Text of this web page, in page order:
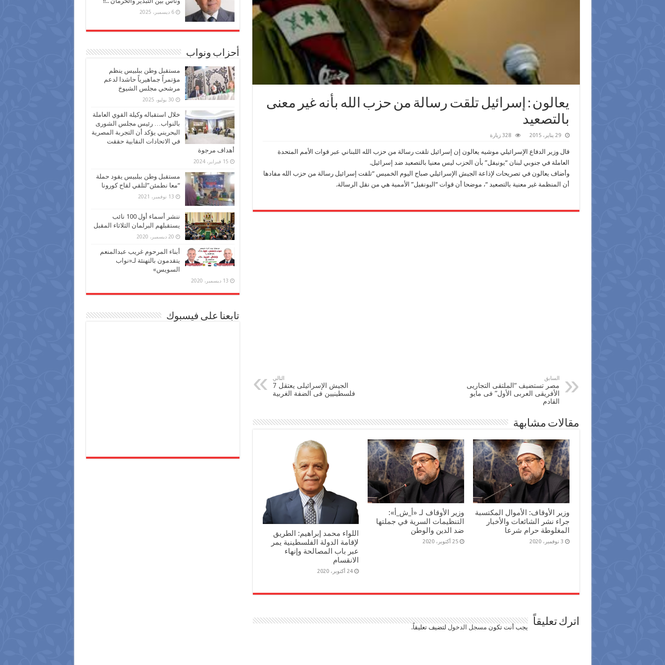
يعالون : إسرائيل تلقت رسالة من حزب الله بأنه غير معنى
بالتصعيد
29 يناير، 2015 328 زيارة
قال وزير الدفاع الإسرائيلي موشيه يعالون إن إسرائيل تلقت رسالة من حزب الله اللبناني عبر قوات الأمم المتحدة
العاملة في جنوبي لبنان “يونيفل” بأن الحزب ليس معنيا بالتصعيد ضد إسرائيل.
وأضاف يعالون في تصريحات لإذاعة الجيش الإسرائيلي صباح اليوم الخميس “تلقت إسرائيل رسالة من حزب الله مفادها
أن المنظمة غير معنية بالتصعيد “، موضحا أن قوات “اليونفيل” الأممية هي من نقل الرسالة.
السابق
مصر تستضيف “الملتقى التجاريى
الأفريقى العربى الأول” فى مايو
القادم
التالي
الجيش الإسرائيلى يعتقل 7
فلسطينيين فى الضفة الغربية
مقالات مشابهة
وزير الأوقاف: الأموال المكتسبة
جراء نشر الشائعات والأخبار
المغلوطة حرام شرعا
3 نوفمبر، 2020
وزير الأوقاف لـ «أ_ش_أ»:
التنظيمات السرية في جملتها
ضد الدين والوطن
25 أكتوبر، 2020
اللواء محمد إبراهيم: الطريق
لإقامة الدولة الفلسطينية يمر
عبر باب المصالحة وإنهاء
الانقسام
24 أكتوبر، 2020
اترك تعليقاً يجب أنت تكون مسجل الدخول لتضيف تعليقاً.
6 ديسمبر، 2025
أحزاب ونواب
مستقبل وطن ببلبيس ينظم
مؤتمراً جماهيرياً حاشدا لدعم
مرشحي مجلس الشيوخ
30 يوليو، 2025
خلال استقباله وكيلة القوي العاملة
بالنواب… رئيس مجلس الشورى
البحريني يؤكد أن التجربة المصرية
في الاتحادات النقابية حققت
أهداف مرجوة
15 فبراير، 2024
مستقبل وطن ببلبيس يقود حملة
“معا نطمئن”لتلقي لقاح كورونا
13 نوفمبر، 2021
ننشر أسماء أول 100 نائب
يستقبلهم البرلمان الثلاثاء المقبل
20 ديسمبر، 2020
أبناء المرحوم غريب عبدالمنعم
يتقدمون بالتهنئة لـ«نواب
السويس»
13 ديسمبر، 2020
تابعنا على فيسبوك